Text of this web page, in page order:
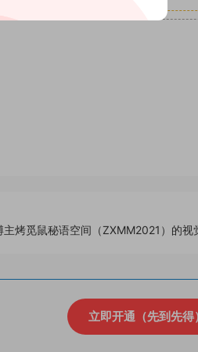
主烤觅鼠秘语空间（ZXMM2021）的视
立即开通（先到先得）